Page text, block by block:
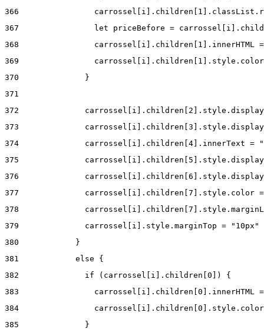
366
367
let priceBefore =
368
carrossel[i].children[1].innerHTML
369
370
              }
371
372
373
374
carrossel[i].children[4].innerText =
375
376
377
carrossel[i].children[7].style.color
378
379
              carrossel[i].style.marginTop = "10px"
380
            }
381
            else {
382
              if (carrossel[i].children[0]) {
383
carrossel[i].children[0].innerHTML
384
385
              }